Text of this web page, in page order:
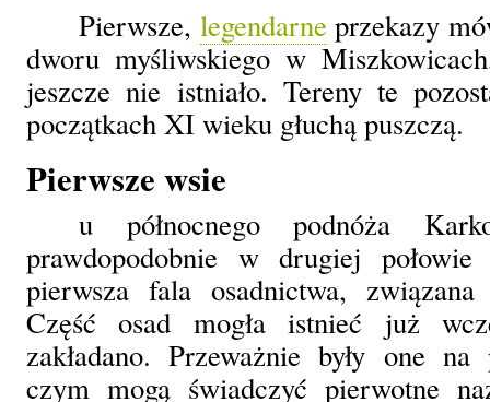
Pierwsze, legendarne przekazy
dworu myśliwskiego w
jeszcze nie istniało. Tereny te
początkach XI wieku głuchą puszczą.
Pierwsze wsie
u północnego podnóża
prawdopodobnie w drugiej
pierwsza fala osadnictwa,
Część osad mogła istnieć już
zakładano. Przeważnie były one
czym mogą świadczyć pierwotne